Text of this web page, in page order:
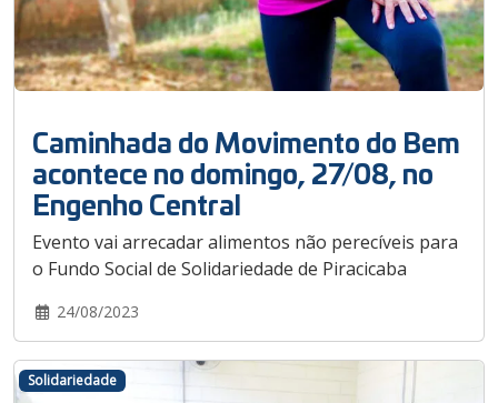
Caminhada do Movimento do Bem
acontece no domingo, 27/08, no
Engenho Central
Evento vai arrecadar alimentos não perecíveis para
o Fundo Social de Solidariedade de Piracicaba
24/08/2023
Solidariedade